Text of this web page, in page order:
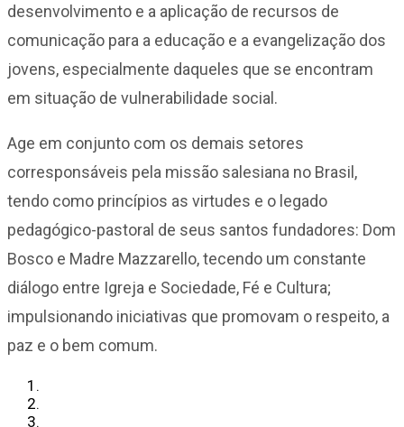
desenvolvimento e a aplicação de recursos de
comunicação para a educação e a evangelização dos
jovens, especialmente daqueles que se encontram
em situação de vulnerabilidade social.
Age em conjunto com os demais setores
corresponsáveis pela missão salesiana no Brasil,
tendo como princípios as virtudes e o legado
pedagógico-pastoral de seus santos fundadores: Dom
Bosco e Madre Mazzarello, tecendo um constante
diálogo entre Igreja e Sociedade, Fé e Cultura;
impulsionando iniciativas que promovam o respeito, a
paz e o bem comum.